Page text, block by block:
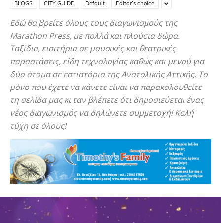
BLOGS CITY GUIDE Default Editor's choice
Εδώ θα βρείτε όλους τους διαγωνισμούς της
Marathon Press, με πολλά και πλούσια δώρα.
Ταξίδια, εισιτήρια σε μουσικές και θεατρικές
παραστάσεις, είδη τεχνολογίας καθώς και μενού για
δύο άτομα σε εστιατόρια της Ανατολικής Αττικής. Το
μόνο που έχετε να κάνετε είναι να παρακολουθείτε
τη σελίδα μας κι ταν βλέπετε ότι δημοσιεύεται ένας
νέος διαγωνισμός να δηλώνετε συμμετοχή! Καλή
τύχη σε όλους!